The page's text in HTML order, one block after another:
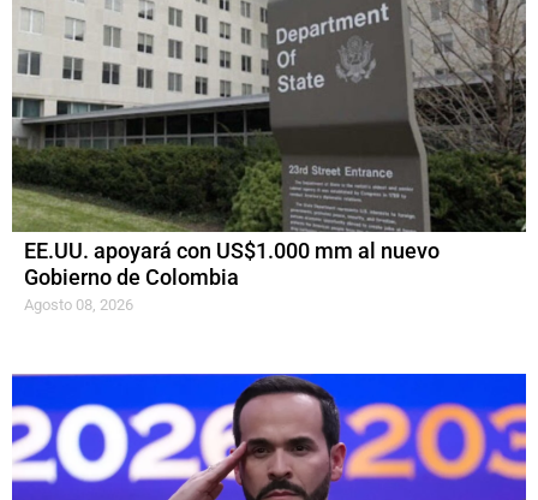
EE.UU. apoyará con US$1.000 mm al nuevo
Gobierno de Colombia
Agosto 08, 2026